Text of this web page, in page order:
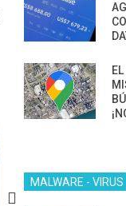
MALWARE - VIRUS